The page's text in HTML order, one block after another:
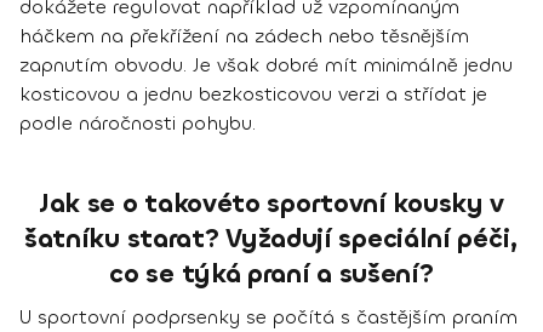
dokážete regulovat například už vzpomínaným
háčkem na překřížení na zádech nebo těsnějším
zapnutím obvodu. Je však dobré mít minimálně jednu
kosticovou a jednu bezkosticovou verzi a střídat je
podle náročnosti pohybu.
Jak se o takovéto sportovní kousky v
šatníku starat? Vyžadují speciální péči,
co se týká praní a sušení?
U sportovní podprsenky se počítá s častějším praním